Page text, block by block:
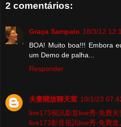
2 comentários:
Graça Sampaio 18/3/12
BOA! Muito boa!!! Embora
um Demo de palha...
Responder
夫妻開放聊天室 10/1/23
live173視訊影音live秀-免費夫
live173影音視訊live秀-免費進